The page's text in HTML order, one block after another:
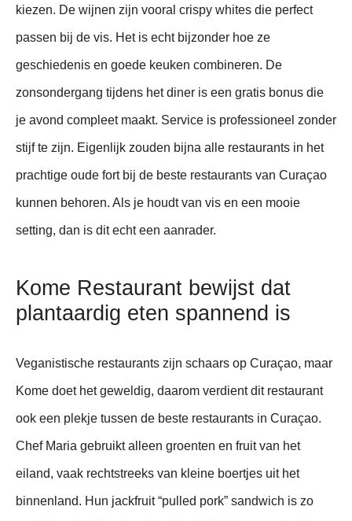
kiezen. De wijnen zijn vooral crispy whites die perfect
passen bij de vis. Het is echt bijzonder hoe ze
geschiedenis en goede keuken combineren. De
zonsondergang tijdens het diner is een gratis bonus die
je avond compleet maakt. Service is professioneel zonder
stijf te zijn. Eigenlijk zouden bijna alle restaurants in het
prachtige oude fort bij de beste restaurants van Curaçao
kunnen behoren. Als je houdt van vis en een mooie
setting, dan is dit echt een aanrader.
Kome Restaurant bewijst dat
plantaardig eten spannend is
Veganistische restaurants zijn schaars op Curaçao, maar
Kome doet het geweldig, daarom verdient dit restaurant
ook een plekje tussen de beste restaurants in Curaçao.
Chef Maria gebruikt alleen groenten en fruit van het
eiland, vaak rechtstreeks van kleine boertjes uit het
binnenland. Hun jackfruit “pulled pork” sandwich is zo